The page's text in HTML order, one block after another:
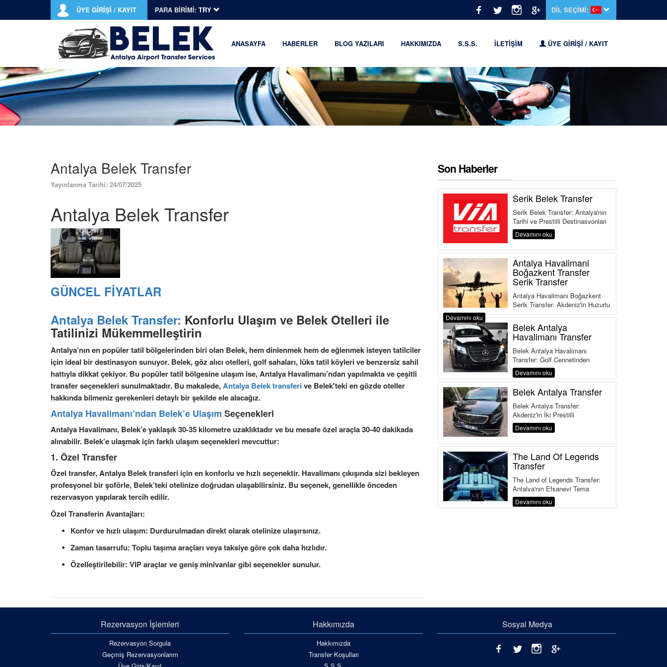
ÜYE GİRİŞİ / KAYIT PARA BİRİMİ: TRY DİL SEÇİMİ:
ANASAYFA HABERLER BLOG YAZILARI HAKKIMIZDA S.S.S. İLETİŞİM ÜYE GİRİŞİ / KAYIT
Antalya Belek Transfer
Yayınlanma Tarihi: 24/07/2025
Antalya Belek Transfer
GÜNCEL FİYATLAR
Antalya Belek Transfer: Konforlu Ulaşım ve Belek Otelleri ile
Tatilinizi Mükemmelleştirin
Antalya’nın en popüler tatil bölgelerinden biri olan Belek, hem dinlenmek hem de eğlenmek isteyen tatilciler
için ideal bir destinasyon sunuyor. Belek, göz alıcı otelleri, golf sahaları, lüks tatil köyleri ve benzersiz sahil
hattıyla dikkat çekiyor. Bu popüler tatil bölgesine ulaşım ise, Antalya Havalimanı’ndan yapılmakta ve çeşitli
transfer seçenekleri sunulmaktadır. Bu makalede,Antalya Belek transferive Belek'teki en gözde oteller
hakkında bilmeniz gerekenleri detaylı bir şekilde ele alacağız.
Antalya Havalimanı’ndan Belek’e Ulaşım Seçenekleri
Antalya Havalimanı, Belek’e yaklaşık 30-35 kilometre uzaklıktadır ve bu mesafe özel araçla 30-40 dakikada
alınabilir. Belek’e ulaşmak için farklı ulaşım seçenekleri mevcuttur:
1. Özel Transfer
Özel transfer, Antalya Belek transferi için en konforlu ve hızlı seçenektir. Havalimanı çıkışında sizi bekleyen
profesyonel bir şoförle, Belek’teki otelinize doğrudan ulaşabilirsiniz. Bu seçenek, genellikle önceden
rezervasyon yapılarak tercih edilir.
Özel Transferin Avantajları:
Konfor ve hızlı ulaşım: Durdurulmadan direkt olarak otelinize ulaşırsınız.
Zaman tasarrufu: Toplu taşıma araçları veya taksiye göre çok daha hızlıdır.
Özelleştirilebilir: VIP araçlar ve geniş minivanlar gibi seçenekler sunulur.
Son Haberler
Serik Belek Transfer
Serik Belek Transfer: Antalya'nın
Tarihi ve Prestijli Destinasyonları
Arasında Konforlu Ulaşım
Antalya'nın en ...
Devamını oku
Antalya Havalimani
Boğazkent Transfer
Serik Transfer
Antalya Havalimanı Boğazkent
Serik Transfer: Akdeniz'in Huzurlu
Köşelerine Konforlu Ulaşım
Antalya'nın en...
Devamını oku
Belek Antalya
Havalimanı Transfer
Belek Antalya Havalimanı
Transfer: Golf Cennetinden
Havalimanına Kusursuz Ulaşım
Türkiye'nin en prestijli tat...
Devamını oku
Belek Antalya Transfer
Belek Antalya Transfer:
Akdeniz'in İki Prestijli
Destinasyonu Arasında Konforlu
Ulaşım Türkiye'nin dü...
Devamını oku
The Land Of Legends
Transfer
The Land of Legends Transfer:
Antalya'nın Efsanevi Tema
Parkına Konforlu Ulaşım
Türkiye'nin ve Avrupa'...
Devamını oku
Rezervasyon İşlemleri
Rezervasyon Sorgula
Geçmiş Rezervasyonlarım
Hakkımızda
Hakkımızda
Transfer Koşulları
Sosyal Medya